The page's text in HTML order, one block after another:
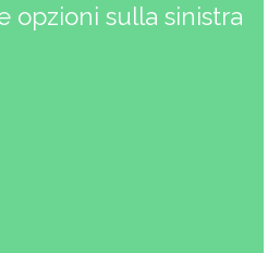
opzioni sulla sinistra